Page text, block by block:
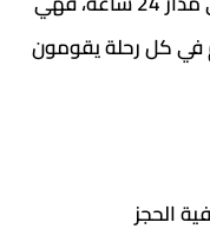
في كل رحلة يقومون